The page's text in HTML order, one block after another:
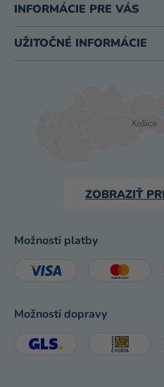
INFORMÁCIE PRE VÁS
UŽITOČNÉ INFORMÁCIE
ZOBRAZIŤ
Možnosti platby
Možnosti dopravy